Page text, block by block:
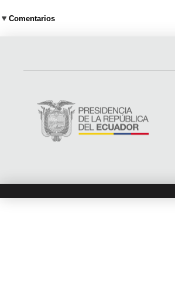
Comentarios